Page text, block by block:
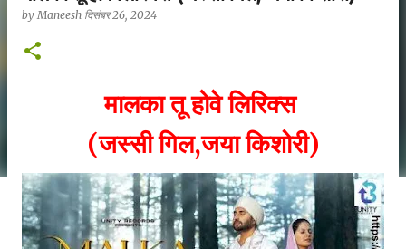
byManeesh दिसंबर 26, 2024
मालका तू होवे लिरिक्स
(जस्सी गिल,जया किशोरी)